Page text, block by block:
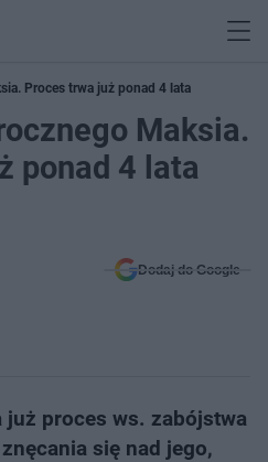
Proces trwa już ponad 4 lata
Maksia.
ponad 4 lata
Dodaj do Google
już proces ws. zabójstwa
się nad jego,